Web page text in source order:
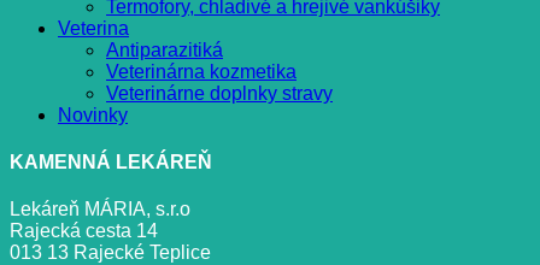
Termofory, chladivé a hrejivé vankúšiky
Veterina
Antiparazitiká
Veterinárna kozmetika
Veterinárne doplnky stravy
Novinky
KAMENNÁ LEKÁREŇ
Lekáreň MÁRIA, s.r.o
Rajecká cesta 14
013 13 Rajecké Teplice